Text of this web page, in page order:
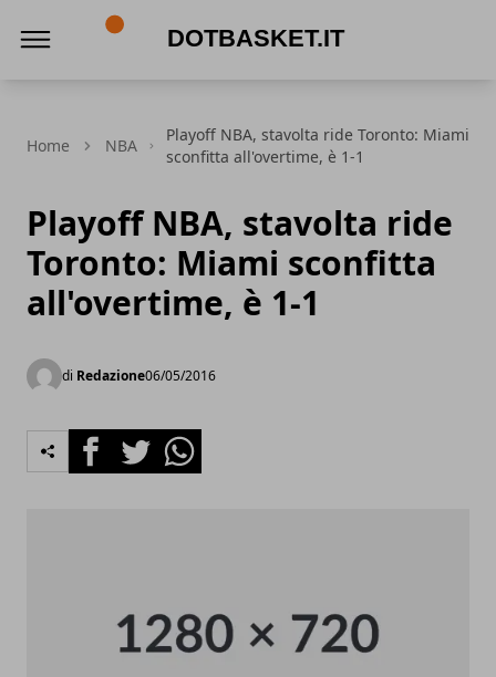
Home NBA
Playoff NBA, stavolta ride Toronto: Miami
sconfitta all'overtime, è 1-1
Playoff NBA, stavolta ride
Toronto: Miami sconfitta
all'overtime, è 1-1
di Redazione06/05/2016
FacebookTwitterWhatsapp